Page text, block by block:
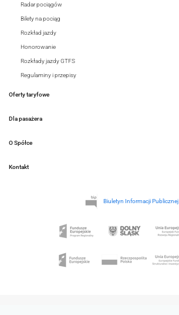
Radar pociągów
Bilety na pociąg
Rozkład jazdy
Honorowanie
Rozkłady jazdy GTFS
Regulaminy i przepisy
Oferty taryfowe
Dla pasażera
O Spółce
Kontakt
Biuletyn Informacji Publicznej